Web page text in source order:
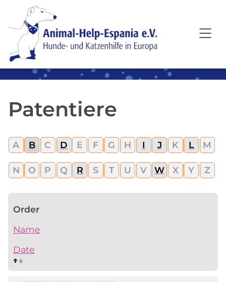
SKIP TO MAIN CONTENT
Patentiere
A B C D E F G H I J K L M
N O P Q R S T U V W X Y Z
Order
Name
Date